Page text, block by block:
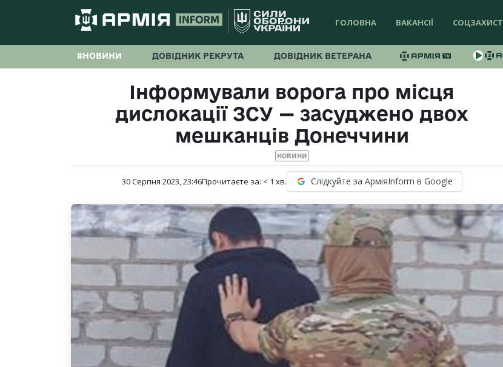
ГОЛОВНА ВАКАНСІЇ СОЦЗАХИСТ
#НОВИНИ ДОВІДНИК РЕКРУТА ДОВІДНИК ВЕТЕРАНА
Інформували ворога про місця
дислокації ЗСУ — засуджено двох
мешканців Донеччини
НОВИНИ
30 Серпня 2023, 23:46Прочитаєте за: < 1 хв. Слідкуйте за АрміяInform в Google